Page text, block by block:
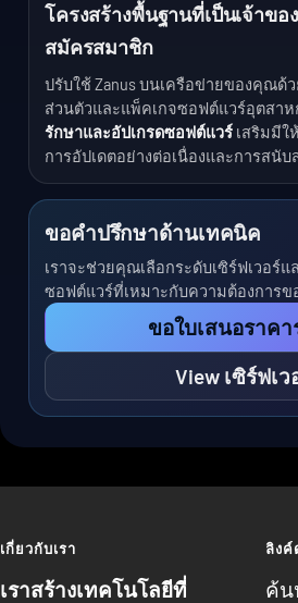
โครงสร้างพื้นฐานที่เป็นเจ้าขอ
สมัครสมาชิก
ปรับใช้ Zanus บนเครือข่ายของคุณด้
ส่วนตัวและแพ็คเกจซอฟต์แวร์อุตสาห
รักษาและอัปเกรดซอฟต์แวร์ เสริมมีใ
การอัปเดตอย่างต่อเนื่องและการสนับ
ขอคําปรึกษาด้านเทคนิค
เราจะช่วยคุณเลือกระดับเซิร์ฟเวอร์
ซอฟต์แวร์ที่เหมาะกับความต้องการ
ขอใบเสนอราคา
View เซิร์ฟเว
เกี่ยวกับเรา
เราสร้างเทคโนโลยีที่
ลิงค์
ค้น